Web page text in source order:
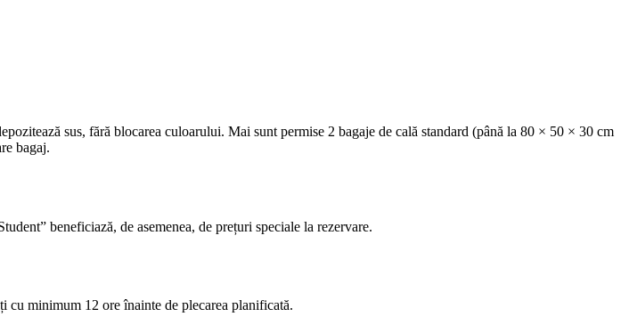
sus, fără blocarea culoarului. Mai sunt permise 2 bagaje de cală standard (până la 80 × 50 × 30 cm
bagaj.
beneficiază, de asemenea, de prețuri speciale la rezervare.
cu minimum 12 ore înainte de plecarea planificată.